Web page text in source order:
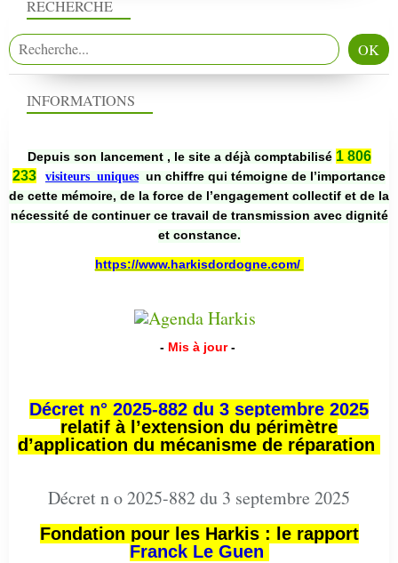
RECHERCHE
INFORMATIONS
Depuis son lancement , le site a déjà comptabilisé 1 806
233
visiteurs uniques un chiffre qui témoigne de l’importance
de cette mémoire, de la force de l’engagement collectif et de la
nécessité de continuer ce travail de transmission avec dignité
et constance.
https://www.harkisdordogne.com/
- Mis à jour -
Décret n° 2025-882 du 3 septembre 2025
relatif à l’extension du périmètre
d’application du mécanisme de réparation
Décret n o 2025-882 du 3 septembre 2025
Fondation pour les Harkis : le rapport
Franck Le Guen